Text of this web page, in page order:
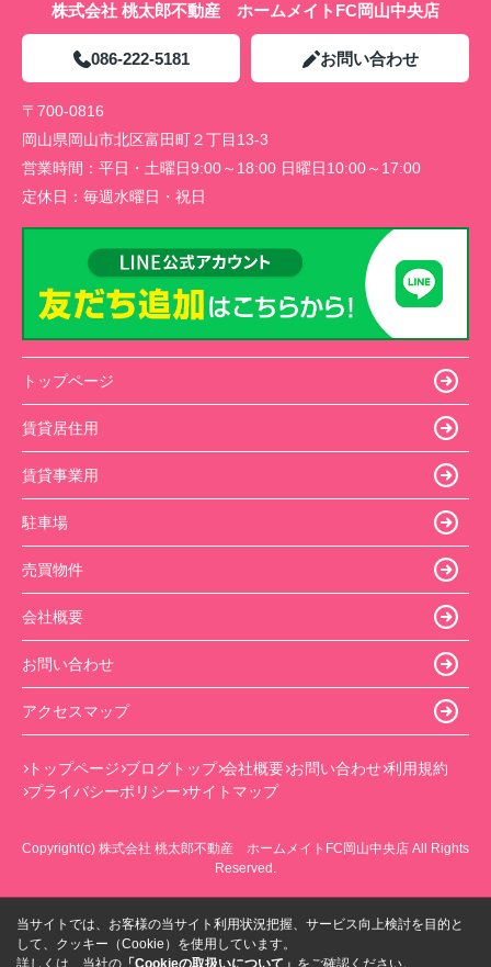
株式会社 桃太郎不動産 ホームメイトFC岡山中央店
086-222-5181 お問い合わせ
〒700-0816
岡山県岡山市北区富田町２丁目13-3
営業時間： 平日・土曜日9:00～18:00 日曜日10:00～17:00
定休日： 毎週水曜日・祝日
トップページ
賃貸居住用
賃貸事業用
駐車場
売買物件
会社概要
お問い合わせ
アクセスマップ
トップページ ブログトップ 会社概要 お問い合わせ 利用規約
プライバシーポリシー サイトマップ
Copyright(c) 株式会社 桃太郎不動産 ホームメイトFC岡山中央店 All Rights
Reserved.
当サイトでは、お客様の当サイト利用状況把握、サービス向上検討を目的と
して、クッキー（Cookie）を使用しています。
詳しくは、当社の 「Cookieの取扱いについて」 をご確認ください。